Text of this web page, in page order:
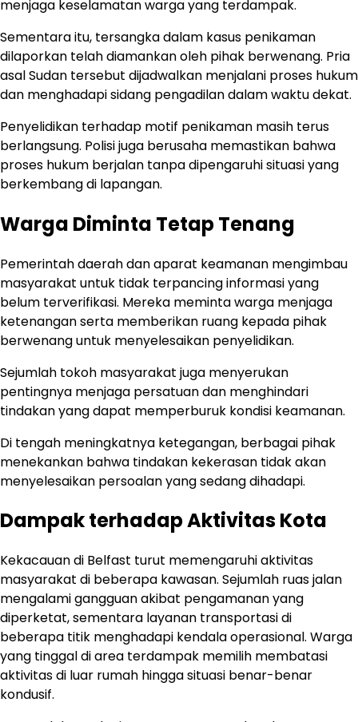
menjaga keselamatan warga yang terdampak.
Sementara itu, tersangka dalam kasus penikaman
dilaporkan telah diamankan oleh pihak berwenang. Pria
asal Sudan tersebut dijadwalkan menjalani proses hukum
dan menghadapi sidang pengadilan dalam waktu dekat.
Penyelidikan terhadap motif penikaman masih terus
berlangsung. Polisi juga berusaha memastikan bahwa
proses hukum berjalan tanpa dipengaruhi situasi yang
berkembang di lapangan.
Warga Diminta Tetap Tenang
Pemerintah daerah dan aparat keamanan mengimbau
masyarakat untuk tidak terpancing informasi yang
belum terverifikasi. Mereka meminta warga menjaga
ketenangan serta memberikan ruang kepada pihak
berwenang untuk menyelesaikan penyelidikan.
Sejumlah tokoh masyarakat juga menyerukan
pentingnya menjaga persatuan dan menghindari
tindakan yang dapat memperburuk kondisi keamanan.
Di tengah meningkatnya ketegangan, berbagai pihak
menekankan bahwa tindakan kekerasan tidak akan
menyelesaikan persoalan yang sedang dihadapi.
Dampak terhadap Aktivitas Kota
Kekacauan di Belfast turut memengaruhi aktivitas
masyarakat di beberapa kawasan. Sejumlah ruas jalan
mengalami gangguan akibat pengamanan yang
diperketat, sementara layanan transportasi di
beberapa titik menghadapi kendala operasional. Warga
yang tinggal di area terdampak memilih membatasi
aktivitas di luar rumah hingga situasi benar-benar
kondusif.